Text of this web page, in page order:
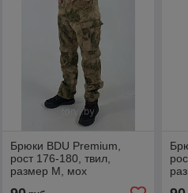
Брюки BDU Premium,
рост 176-180, твил,
размер M, мох